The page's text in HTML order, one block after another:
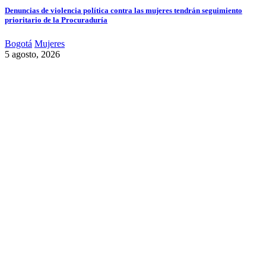
Denuncias de violencia política contra las mujeres tendrán seguimiento
prioritario de la Procuraduría
Bogotá Mujeres
5 agosto, 2026